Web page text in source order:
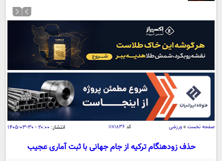
کردن
آرشیو
نظرسنجی
آب و هوا
اوقات شرعی
سواد زندگی
اقتصاد
اقتصادی
جامعه
صفحه نخست » ورزشی کد۱۱۷۱۸۳۶ انتشار: ۲۰:۰۰ - ۳۰-۰۳-۱۴۰۵
حذف زودهنگام ترکیه از جام جهانی با ثبت آماری عجیب